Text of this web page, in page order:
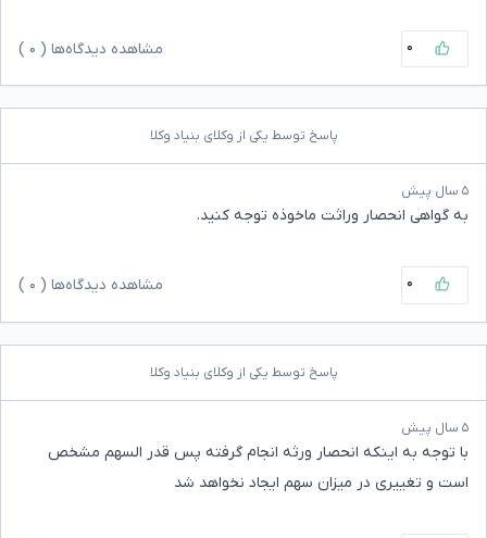
۰ مشاهده دیدگاه‌ها ( ۰
پاسخ توسط یکی از وکلای بنیاد وکلا
۵ سال پیش
به گواهی انحصار وراثت ماخوذه توجه کنید.
۰ مشاهده دیدگاه‌ها ( ۰
پاسخ توسط یکی از وکلای بنیاد وکلا
۵ سال پیش
با توجه به اینکه انحصار ورثه انجام گرفته پس قدر السهم مشخص
است و تغییری در میزان سهم ایجاد نخواهد شد